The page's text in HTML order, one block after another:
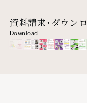
資料請求・ダウン
Download